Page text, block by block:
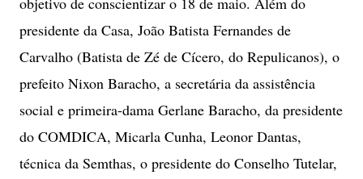
presidente da Casa, João Batista Fernandes de
Carvalho (Batista de Zé de Cícero, do Repulicanos), o
prefeito Nixon Baracho, a secretária da assistência
social e primeira-dama Gerlane Baracho, da presidente
do COMDICA, Micarla Cunha, Leonor Dantas,
técnica da Semthas, o presidente do Conselho Tutelar,